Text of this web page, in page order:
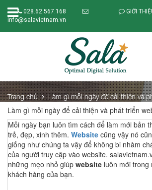
028.62.567.168
info@salavietnam.vn
GIỚI
Trang chủ Làm gì mỗi ngày để cải thiện và
Làm gì mỗi ngày để cải thiện và phát triển
Mỗi ngày bạn luôn tìm cách để làm mới bản
trẻ, đẹp, xinh thêm. Website cũng vậy nó
giống như chúng ta vậy để không bi nhàm
của người truy cập vào website.
những mẹo nhỏ giúp website luôn mới
khách hàng của bạn.